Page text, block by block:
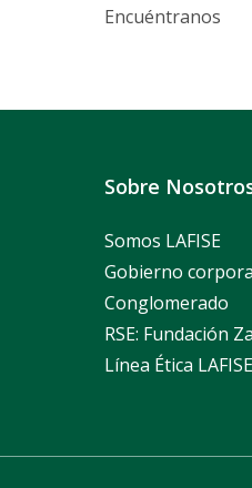
Encuéntranos
Sobre
Somos LAFISE
Gobierno
Conglomerado
RSE: Fundación
Línea Ética LAFISE